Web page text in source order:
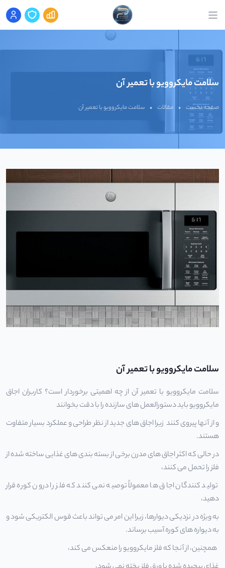
سلامت مایکروویو با تعمیر آن
صفحه نخست • مقالات • سلامت مایکروویو با تعمیر آن
سلامت مایکروویو با تعمیر آن
سلامت مایکروویوبا تعمیر آن از چه اهمیتی برخوردار است؟ کاربران اجاق
مایکروویو باید دستورالعمل های سازنده را با دقت بخوانند
و از آنها پیروی کنند زیرا اجاق های جدید از نظر طراحی و عملکرد بسیار متفاوت
هستند.
در حالی که اکثر اجاق های مدرن برخی از بسته بندی های غذایی ساخته شده از
فلز را تحمل می کنند،
تولید کنندگان اجاق ها معمولاً توصیه نمی کنند که فلز را درون کوره قرار
دهید،
به ویژه در نزدیکی دیوارها، زیرا این امر می تواند باعث قوس الکتریکی شود و
به دیواره های کوره آسیب برساند.
همچنین، از آنجا که فلز مایکروویو را منعکس می کند،